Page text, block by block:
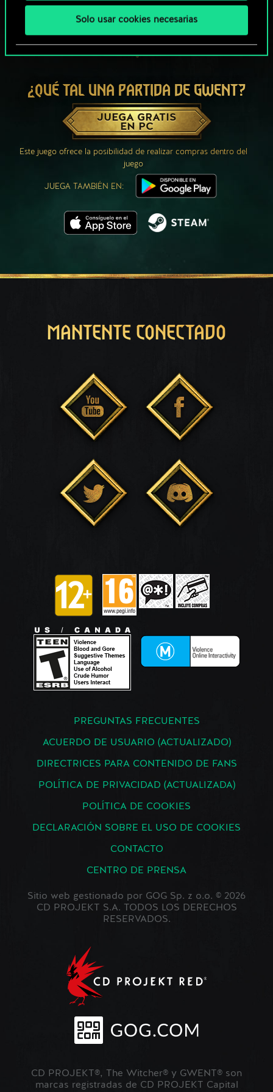
Solo usar cookies necesarias
¿QUÉ TAL UNA PARTIDA DE GWENT?
JUEGA GRATIS
EN PC
Este juego ofrece la posibilidad de realizar compras dentro del
juego
JUEGA TAMBIÉN EN:
MANTENTE CONECTADO
PREGUNTAS FRECUENTES
ACUERDO DE USUARIO (ACTUALIZADO)
DIRECTRICES PARA CONTENIDO DE FANS
POLÍTICA DE PRIVACIDAD (ACTUALIZADA)
POLÍTICA DE COOKIES
DECLARACIÓN SOBRE EL USO DE COOKIES
CONTACTO
CENTRO DE PRENSA
Sitio web gestionado por GOG Sp. z o.o. © 2026
CD PROJEKT S.A. TODOS LOS DERECHOS
RESERVADOS.
CD PROJEKT®, The Witcher® y GWENT® son
marcas registradas de CD PROJEKT Capital